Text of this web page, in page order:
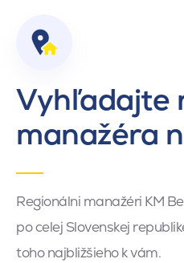
Vyhľadajte
manažéra
Regionálni manažéri KM
po celej Slovenskej
toho najbližšieho k vám.